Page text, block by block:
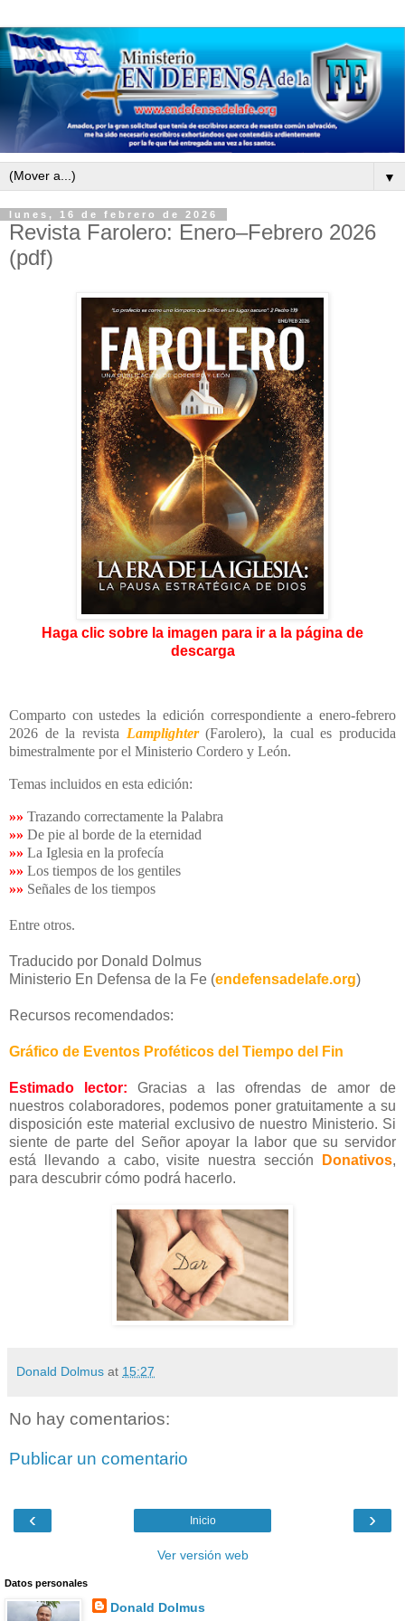
▼
lunes, 16 de febrero de 2026
Revista Farolero: Enero–Febrero 2026
(pdf)
Haga clic sobre la imagen para ir a la página de
descarga
Comparto con ustedes la edición correspondiente a enero-febrero
2026 de la revista Lamplighter(Farolero), la cual es producida
bimestralmente por el Ministerio Cordero y León.
Temas incluidos en esta edición:
»» Trazando correctamente la Palabra
»» De pie al borde de la eternidad
»» La Iglesia en la profecía
»» Los tiempos de los gentiles
»» Señales de los tiempos
Entre otros.
Traducido por Donald Dolmus
Ministerio En Defensa de la Fe (endefensadelafe.org)
Recursos recomendados:
Gráfico de Eventos Proféticos del Tiempo del Fin
Estimado lector:
Gracias a las ofrendas de amor de
nuestros colaboradores, podemos poner gratuitamente a su
disposición este material exclusivo de nuestro Ministerio. Si
siente de parte del Señor apoyar la labor que su servidor
está llevando a cabo, visite nuestra sección
Donativos,
para descubrir cómo podrá hacerlo.
Donald Dolmus at 15:27
No hay comentarios:
Publicar un comentario
‹ ›
Inicio
Ver versión web
Datos personales
Donald Dolmus